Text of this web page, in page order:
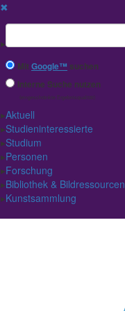
✖
Suchbegriff
MitGoogle™ suchen
Interne Suche nutzen
(eingeschränkte Ergebnisqualität)
Aktuell
Studieninteressierte
Studium
Personen
Forschung
Bibliothek & Bildressourcen
Kunstsammlung